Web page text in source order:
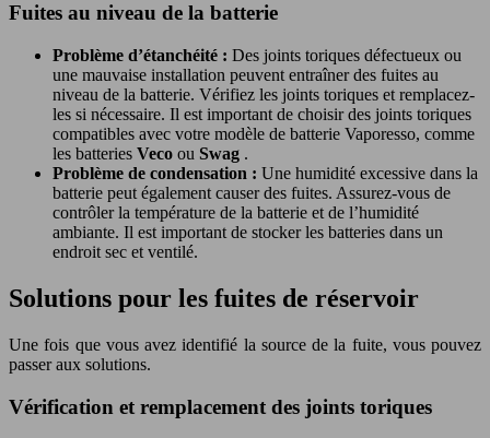
Fuites au niveau de la batterie
Problème d’étanchéité : Des joints toriques défectueux ou
une mauvaise installation peuvent entraîner des fuites au
niveau de la batterie. Vérifiez les joints toriques et remplacez-
les si nécessaire. Il est important de choisir des joints toriques
compatibles avec votre modèle de batterie Vaporesso, comme
les batteries Veco ou Swag .
Problème de condensation : Une humidité excessive dans la
batterie peut également causer des fuites. Assurez-vous de
contrôler la température de la batterie et de l’humidité
ambiante. Il est important de stocker les batteries dans un
endroit sec et ventilé.
Solutions pour les fuites de réservoir
Une fois que vous avez identifié la source de la fuite, vous pouvez
passer aux solutions.
Vérification et remplacement des joints toriques